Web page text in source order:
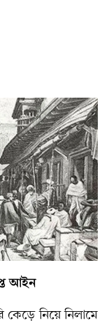
আইন
নিয়ে নিলামে